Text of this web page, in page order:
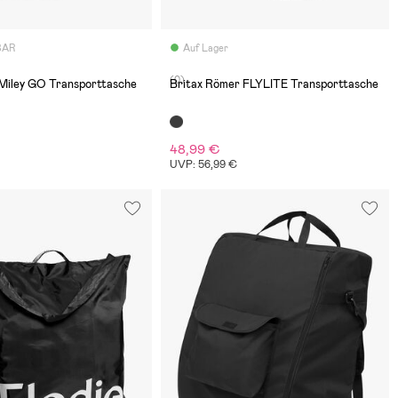
GO Transporttasche
Auf Lager
(0)
Britax Römer FLYLITE Transporttasche
48,99 €
UVP: 56,99 €